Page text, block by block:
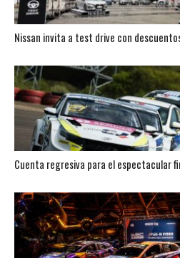
Nissan invita a test drive con
Cuenta regresiva para el espectacular